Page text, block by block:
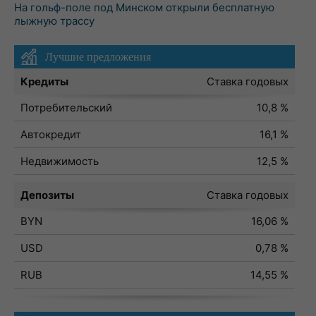
На гольф-поле под Минском открыли бесплатную
лыжную трассу
Лучшие предложения
Кредиты
Ставка годовых
Потребительский
10,8 %
Автокредит
16,1 %
Недвижимость
12,5 %
Депозиты
Ставка годовых
BYN
16,06 %
USD
0,78 %
RUB
14,55 %